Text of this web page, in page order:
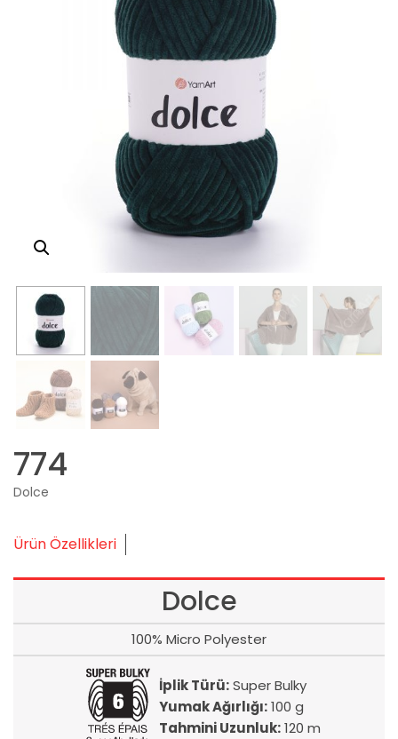
774
Dolce
Ürün Özellikleri
Dolce
100% Micro Polyester
İplik Türü:Super Bulky
Yumak Ağırlığı:100 g
Tahmini Uzunluk:120 m